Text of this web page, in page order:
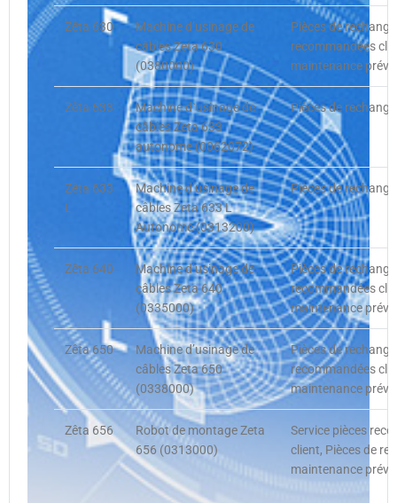
Zêta 630
Machine d’usinage de
câbles Zeta 630
(0380000)
Pièces de
recommandées
maintenance
Zêta 633
Machine d`usinage de
câbles Zeta 633
autonome (0062072)
Pièces de
Zêta 633
L
Machine d’usinage de
câbles Zeta 633 L
Autonome (0313200)
Pièces de
Zêta 640
Machine d’usinage de
câbles Zeta 640
(0335000)
Pièces de
recommandées
maintenance
Zêta 650
Machine d’usinage de
câbles Zeta 650
(0338000)
Pièces de
recommandées
maintenance
Zêta 656
Robot de montage Zeta
656 (0313000)
Service pièces
client, Pièces de
maintenance